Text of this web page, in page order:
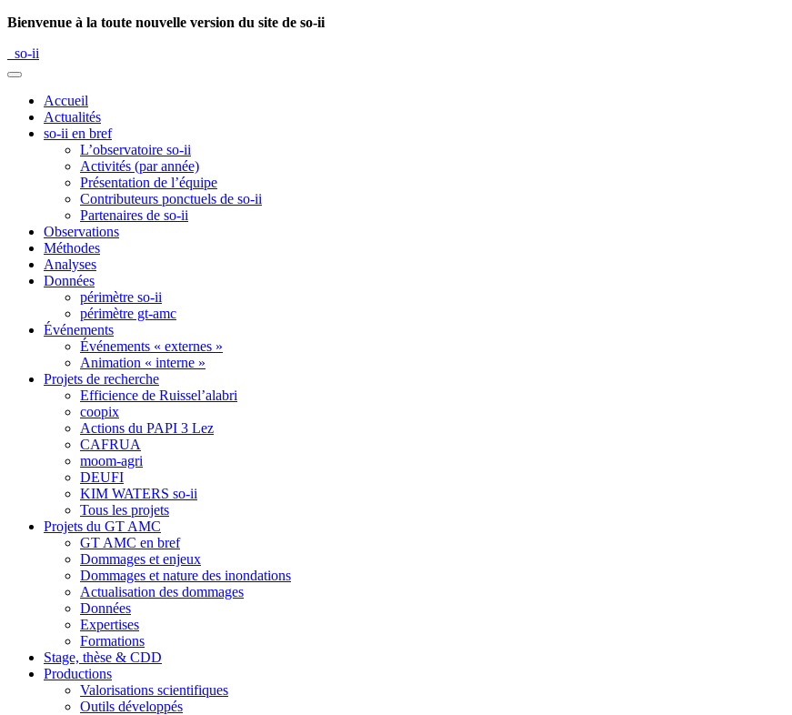
Bienvenue à la toute nouvelle version du site de so-ii
so-ii
Accueil
Actualités
so-ii en bref
L’observatoire so-ii
Activités (par année)
Présentation de l’équipe
Contributeurs ponctuels de so-ii
Partenaires de so-ii
Observations
Méthodes
Analyses
Données
périmètre so-ii
périmètre gt-amc
Événements
Événements « externes »
Animation « interne »
Projets de recherche
Efficience de Ruissel’alabri
coopix
Actions du PAPI 3 Lez
CAFRUA
moom-agri
DEUFI
KIM WATERS so-ii
Tous les projets
Projets du GT AMC
GT AMC en bref
Dommages et enjeux
Dommages et nature des inondations
Actualisation des dommages
Données
Expertises
Formations
Stage, thèse & CDD
Productions
Valorisations scientifiques
Outils développés